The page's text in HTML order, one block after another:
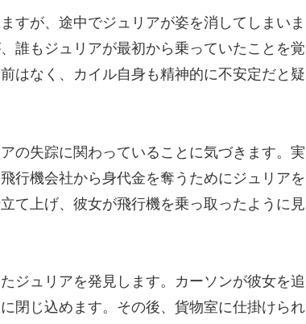
すが、途中でジュリアが姿を消してしまいま
誰もジュリアが最初から乗っていたことを覚
はなく、カイル自身も精神的に不安定だと疑
の失踪に関わっていることに気づきます。実
行機会社から身代金を奪うためにジュリアを
て上げ、彼女が飛行機を乗っ取ったように見
ジュリアを発見します。カーソンが彼女を追
閉じ込めます。その後、貨物室に仕掛けられ